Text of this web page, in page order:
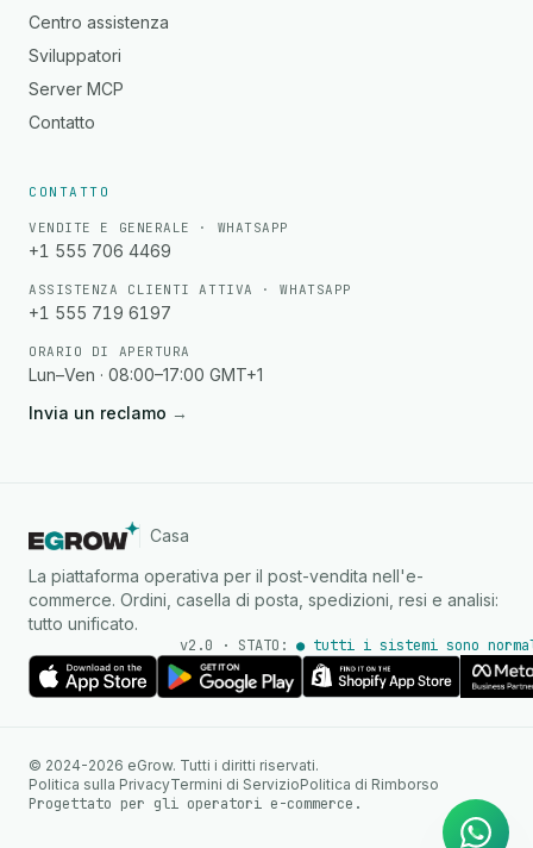
Centro assistenza
Sviluppatori
Server MCP
Contatto
CONTATTO
VENDITE E GENERALE · WHATSAPP
+1 555 706 4469
ASSISTENZA CLIENTI ATTIVA · WHATSAPP
+1 555 719 6197
ORARIO DI APERTURA
Lun–Ven · 08:00–17:00 GMT+1
Invia un reclamo →
Casa
La piattaforma operativa per il post-vendita nell'e-
commerce. Ordini, casella di posta, spedizioni, resi e analisi:
tutto unificato.
v2.0 · STATO: ● tutti i sistemi sono
© 2024-2026 eGrow. Tutti i diritti riservati.
Politica sulla PrivacyTermini di ServizioPolitica di Rimborso
Progettato per gli operatori e-commerce.
WhatsApp